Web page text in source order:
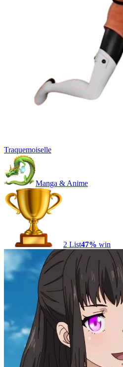
Traquemoiselle
Manga & Anime
2 List47% win